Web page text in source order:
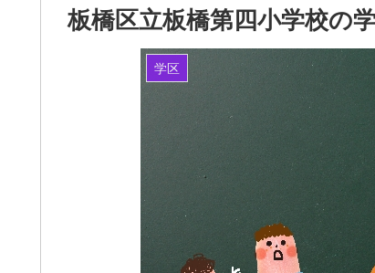
板橋区立板橋第四小学校の
学区